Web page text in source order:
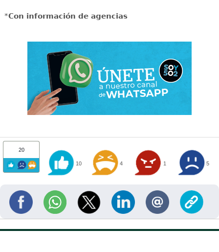
*Con información de agencias
20
10 4 1 5